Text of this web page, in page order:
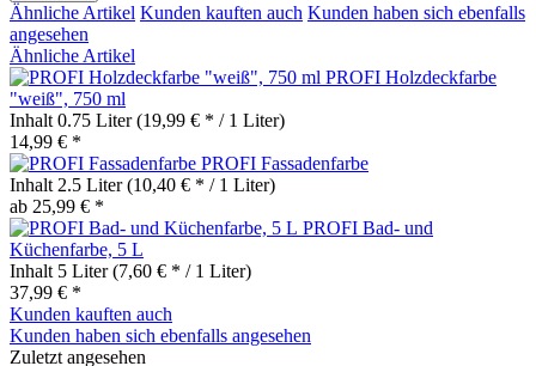
Ähnliche Artikel Kunden kauften auch Kunden haben sich ebenfalls
angesehen
Ähnliche Artikel
PROFI Holzdeckfarbe
"weiß", 750 ml
Inhalt 0.75 Liter(19,99 € * / 1 Liter)
14,99 € *
PROFI Fassadenfarbe
Inhalt 2.5 Liter(10,40 € * / 1 Liter)
ab 25,99 € *
PROFI Bad- und
Küchenfarbe, 5 L
Inhalt 5 Liter(7,60 € * / 1 Liter)
37,99 € *
Kunden kauften auch
Kunden haben sich ebenfalls angesehen
Zuletzt angesehen